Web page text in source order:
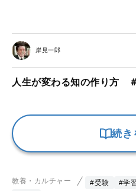
岸見一郎
人生が変わる知の作り方
続き
教養・カルチャー #受験 #学